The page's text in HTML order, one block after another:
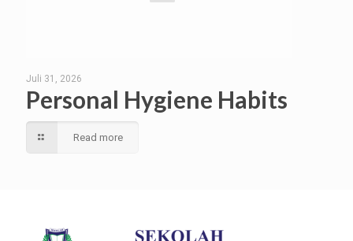
Juli 31, 2026
Personal Hygiene Habits
Read more